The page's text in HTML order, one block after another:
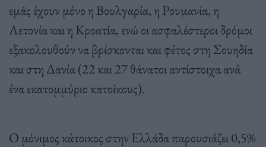
εμάς έχουν μόνο η Βουλγαρία, η Ρουμανία, η
Λετονία και η Κροατία, ενώ οι ασφαλέστεροι δρόμοι
εξακολουθούν να βρίσκονται και φέτος στη Σουηδία
και στη Δανία (22 και 27 θάνατοι αντίστοιχα ανά
ένα εκατομμύριο κατοίκους).
Ο μόνιμος κάτοικος στην Ελλάδα παρουσιάζει 0,5%